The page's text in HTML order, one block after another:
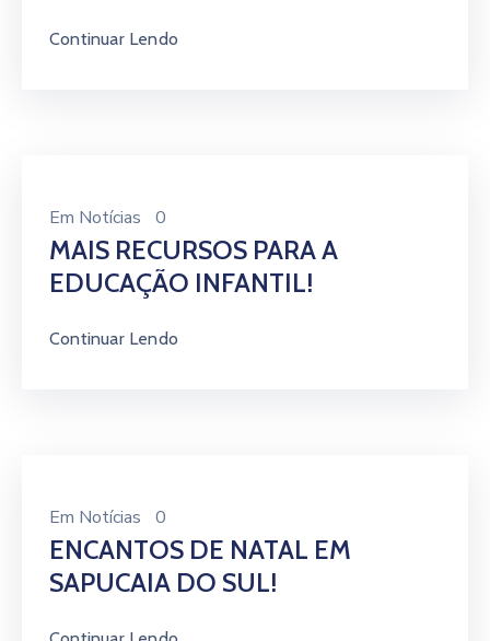
Continuar Lendo
Em Notícias 0
MAIS RECURSOS PARA A
EDUCAÇÃO INFANTIL!
Continuar Lendo
Em Notícias 0
ENCANTOS DE NATAL EM
SAPUCAIA DO SUL!